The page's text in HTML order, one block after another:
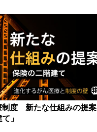
制度 新たな仕組みの提案
」